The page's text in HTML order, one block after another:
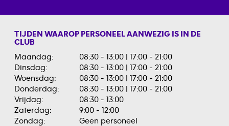
TIJDEN WAAROP PERSONEEL AANWEZIG IS IN DE
CLUB
Maandag:
08:30 - 13:00 | 17:00 - 21:00
Dinsdag:
08:30 - 13:00 | 17:00 - 21:00
Woensdag:
08:30 - 13:00 | 17:00 - 21:00
Donderdag:
08:30 - 13:00 | 17:00 - 21:00
Vrijdag:
08:30 - 13:00
Zaterdag:
9:00 - 12:00
Zondag:
Geen personeel